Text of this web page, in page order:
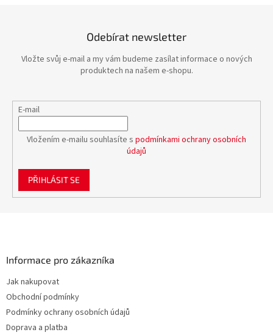
Odebírat newsletter
Vložte svůj e-mail a my vám budeme zasílat informace o nových
produktech na našem e-shopu.
E-mail
Vložením e-mailu souhlasíte s podmínkami ochrany osobních
údajů
PŘIHLÁSIT SE
Informace pro zákazníka
Jak nakupovat
Obchodní podmínky
Podmínky ochrany osobních údajů
Doprava a platba